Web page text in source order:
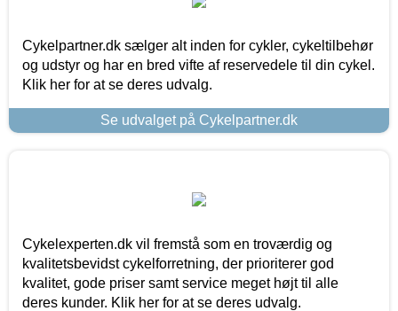
Cykelpartner.dk sælger alt inden for cykler, cykeltilbehør
og udstyr og har en bred vifte af reservedele til din cykel.
Klik her for at se deres udvalg.
Se udvalget på Cykelpartner.dk
Cykelexperten.dk vil fremstå som en troværdig og
kvalitetsbevidst cykelforretning, der prioriterer god
kvalitet, gode priser samt service meget højt til alle
deres kunder. Klik her for at se deres udvalg.